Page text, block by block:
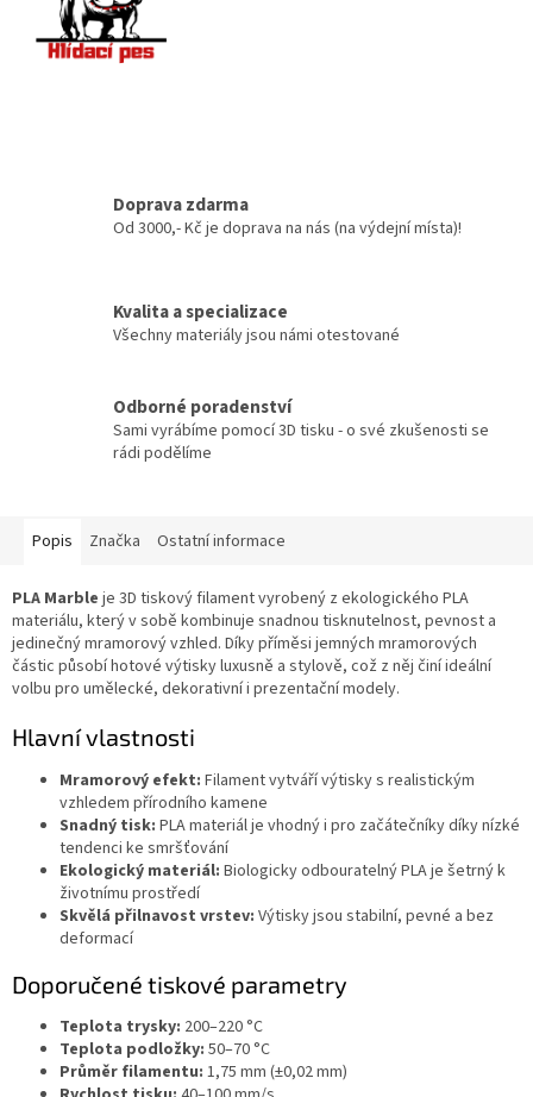
Doprava zdarma
Od 3000,- Kč je doprava na nás (na výdejní místa)!
Kvalita a specializace
Všechny materiály jsou námi otestované
Odborné poradenství
Sami vyrábíme pomocí 3D tisku - o své zkušenosti se
rádi podělíme
Popis Značka Ostatní informace
PLA Marble je 3D tiskový filament vyrobený z ekologického PLA
materiálu, který v sobě kombinuje snadnou tisknutelnost, pevnost a
jedinečný mramorový vzhled. Díky příměsi jemných mramorových
částic působí hotové výtisky luxusně a stylově, což z něj činí ideální
volbu pro umělecké, dekorativní i prezentační modely.
Hlavní vlastnosti
Mramorový efekt: Filament vytváří výtisky s realistickým
vzhledem přírodního kamene
Snadný tisk: PLA materiál je vhodný i pro začátečníky díky nízké
tendenci ke smršťování
Ekologický materiál: Biologicky odbouratelný PLA je šetrný k
životnímu prostředí
Skvělá přilnavost vrstev: Výtisky jsou stabilní, pevné a bez
deformací
Doporučené tiskové parametry
Teplota trysky: 200–220 °C
Teplota podložky: 50–70 °C
Průměr filamentu: 1,75 mm (±0,02 mm)